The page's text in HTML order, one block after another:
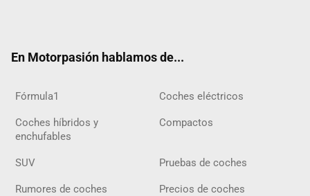
En Motorpasión hablamos de...
Fórmula1 Coches eléctricos
Coches híbridos y
enchufables
Compactos
SUV Pruebas de coches
Rumores de coches Precios de coches